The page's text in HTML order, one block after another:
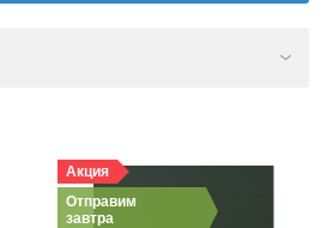
Акция
Отправим
завтра